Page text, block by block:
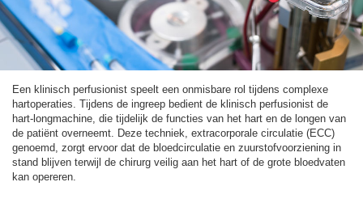
Een klinisch perfusionist speelt een onmisbare rol tijdens complexe
hartoperaties. Tijdens de ingreep bedient de klinisch perfusionist de
hart-longmachine, die tijdelijk de functies van het hart en de longen van
de patiënt overneemt. Deze techniek, extracorporale circulatie (ECC)
genoemd, zorgt ervoor dat de bloedcirculatie en zuurstofvoorziening in
stand blijven terwijl de chirurg veilig aan het hart of de grote bloedvaten
kan opereren.